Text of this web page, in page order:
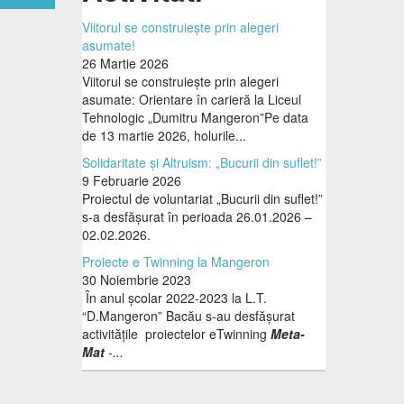
Viitorul se construiește prin alegeri
asumate!
26 Martie 2026
Viitorul se construiește prin alegeri
asumate: Orientare în carieră la Liceul
Tehnologic „Dumitru Mangeron”Pe data
de 13 martie 2026, holurile...
Solidaritate și Altruism: „Bucurii din suflet!”
9 Februarie 2026
Proiectul de voluntariat „Bucurii din suflet!”
s-a desfășurat în perioada 26.01.2026 –
02.02.2026.
Proiecte e Twinning la Mangeron
30 Noiembrie 2023
În anul școlar 2022-2023 la L.T.
“D.Mangeron” Bacău s-au desfășurat
activitățile proiectelor eTwinning Meta-
Mat -...